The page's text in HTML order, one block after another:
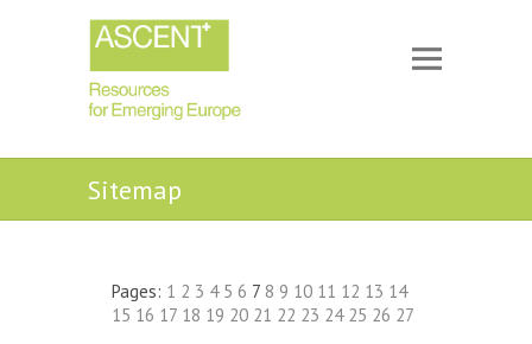
Sitemap
Pages: 1 2 3 4 5 6 7 8 9 10 11 12 13 14
15 16 17 18 19 20 21 22 23 24 25 26 27